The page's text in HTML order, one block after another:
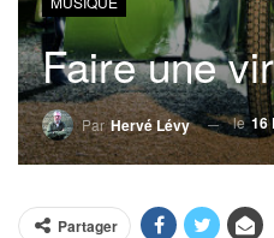
Faire une
ParHervé Lévy le16
Partager